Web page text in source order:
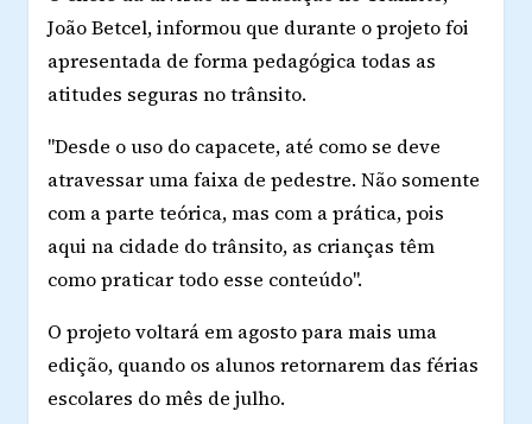
João Betcel, informou que durante o projeto foi
apresentada de forma pedagógica todas as
atitudes seguras no trânsito.
"Desde o uso do capacete, até como se deve
atravessar uma faixa de pedestre. Não somente
com a parte teórica, mas com a prática, pois
aqui na cidade do trânsito, as crianças têm
como praticar todo esse conteúdo".
O projeto voltará em agosto para mais uma
edição, quando os alunos retornarem das férias
escolares do mês de julho.